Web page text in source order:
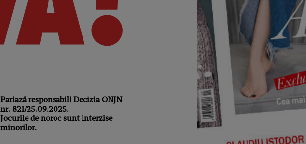
Pariază responsabil! Decizia ONJN
nr. 821/25.09.2025.
Jocurile de noroc sunt interzise
minorilor.